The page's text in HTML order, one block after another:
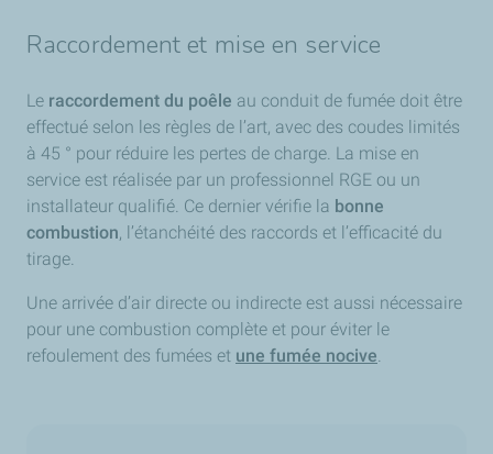
Raccordement et mise en service
Le raccordement du poêle au conduit de fumée doit être
effectué selon les règles de l’art, avec des coudes limités
à 45 ° pour réduire les pertes de charge. La mise en
service est réalisée par un professionnel RGE ou un
installateur qualifié. Ce dernier vérifie la bonne
combustion, l’étanchéité des raccords et l’efficacité du
tirage.
Une arrivée d’air directe ou indirecte est aussi nécessaire
pour une combustion complète et pour éviter le
refoulement des fumées et une fumée nocive.